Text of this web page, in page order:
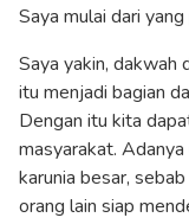
Saya mulai dari
Saya yakin, dakwah
itu menjadi bagian
Dengan itu kita
masyarakat.
karunia besar,
orang lain siap